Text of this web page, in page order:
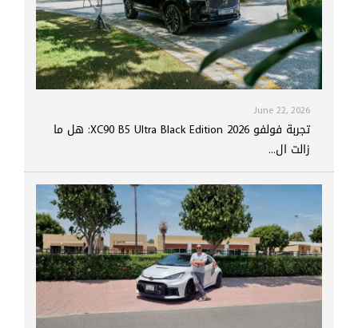
June 22, 2026
تجربة فولفو XC90 B5 Ultra Black Edition 2026: هل ما
زالت ال...